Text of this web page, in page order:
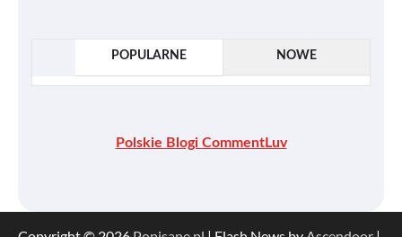
POPULARNE NOWE
Polskie Blogi CommentLuv